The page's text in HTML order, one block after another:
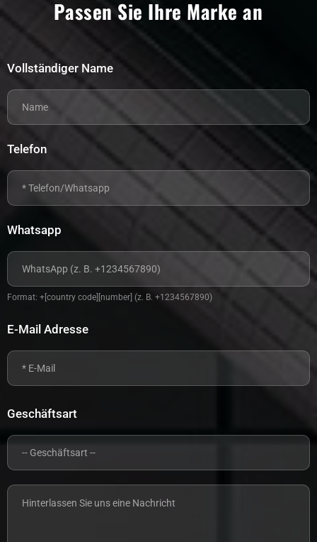
Passen Sie Ihre Marke an
Vollständiger Name
Telefon
Whatsapp
Format: +[country code][number] (z. B. +1234567890)
E-Mail Adresse
Geschäftsart